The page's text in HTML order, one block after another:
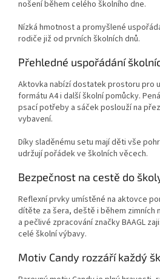
nošení během celého školního dne.
Nízká hmotnost a promyšlené
rodiče již od prvních školních dnů.
Přehledné uspořádání
Aktovka nabízí dostatek prostoru pro
formátu A4 i další školní pomůcky.
psací potřeby a sáček poslouží na
vybavení.
Díky sladěnému setu mají děti vše
udržují pořádek ve školních věcech.
Bezpečnost na cestě do
Reflexní prvky umístěné na aktovce
dítěte za šera, deště i během zimních
a pečlivé zpracování značky BAAGL
celé školní výbavy.
Motiv Candy rozzáří každý